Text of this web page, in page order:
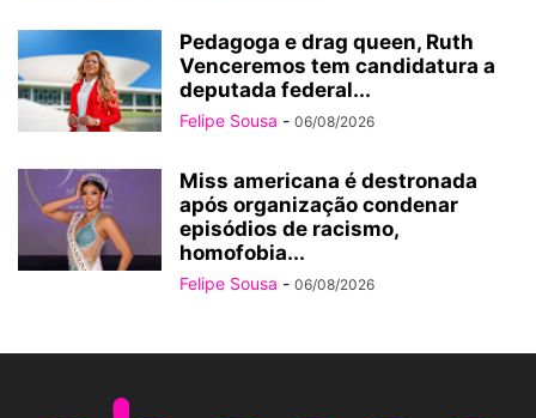
Pedagoga e drag queen, Ruth
Venceremos tem candidatura a
deputada federal...
Felipe Sousa - 06/08/2026
Miss americana é destronada
após organização condenar
episódios de racismo,
homofobia...
Felipe Sousa - 06/08/2026